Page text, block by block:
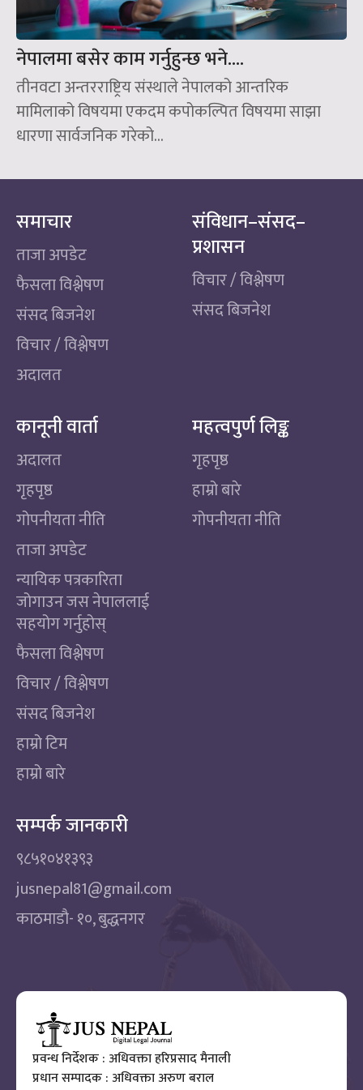
नेपालमा बसेर काम गर्नुहुन्छ भने….
तीनवटा अन्तरराष्ट्रिय संस्थाले नेपालको आन्तरिक
मामिलाको विषयमा एकदम कपोकल्पित विषयमा साझा
धारणा सार्वजनिक गरेको...
समाचार
ताजा अपडेट
फैसला विश्लेषण
संसद बिजनेश
विचार / विश्लेषण
अदालत
संविधान–संसद–
प्रशासन
विचार / विश्लेषण
संसद बिजनेश
कानूनी वार्ता
अदालत
गृहपृष्ठ
गोपनीयता नीति
ताजा अपडेट
न्यायिक पत्रकारिता
जोगाउन जस नेपाललाई
सहयोग गर्नुहोस्
फैसला विश्लेषण
विचार / विश्लेषण
संसद बिजनेश
हाम्रो टिम
हाम्रो बारे
महत्वपुर्ण लिङ्क
गृहपृष्ठ
हाम्रो बारे
गोपनीयता नीति
सम्पर्क जानकारी
९८५१०४१३९३
jusnepal81@gmail.com
काठमाडाै‌- १०, बुद्धनगर
प्रवन्ध निर्देशक : अधिवक्ता हरिप्रसाद मैनाली
प्रधान सम्पादक : अधिवक्ता अरुण बराल